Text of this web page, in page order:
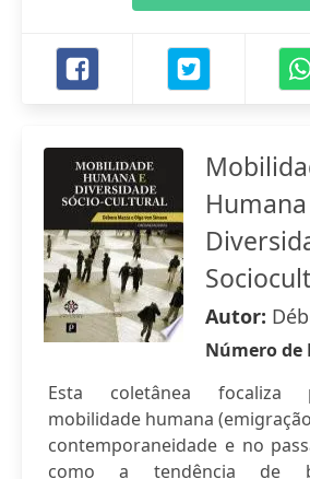
Autor:
Número de
Esta coletânea focaliza
mobilidade humana
contemporaneidade e no
como a tendência de